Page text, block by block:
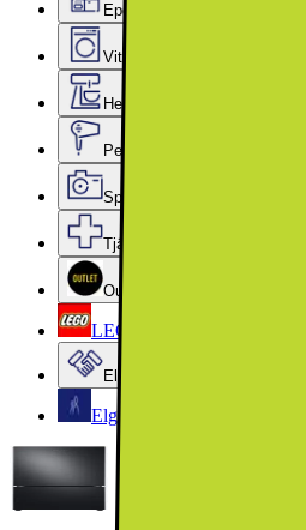
Epoq Kök & Tvättstuga
Vitvaror
Hem, Hushåll & Trädgård
Personvård, Hälsa & Skönhet
Sport & Fritid
Tjänster & Tillbehör
Outlet
LEGO
Elgiganten Företag
Elgiganten Kundklubb